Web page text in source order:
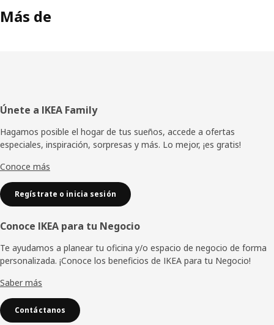
Más de
Pie
de
página
Únete a IKEA Family
Hagamos posible el hogar de tus sueños, accede a ofertas
especiales, inspiración, sorpresas y más. Lo mejor, ¡es gratis!
Conoce más
Regístrate o inicia sesión
Conoce IKEA para tu Negocio
Te ayudamos a planear tu oficina y/o espacio de negocio de forma
personalizada. ¡Conoce los beneficios de IKEA para tu Negocio!
Saber más
Contáctanos